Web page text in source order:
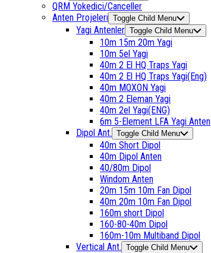
QRM Yokedici/Canceller
Anten Projeleri Toggle Child Menu
Yagi Antenler Toggle Child Menu
10m 15m 20m Yagi
10m 5el Yagi
40m 2 El HQ Traps Yagi
40m 2 El HQ Traps Yagi(Eng)
40m MOXON Yagi
40m 2 Eleman Yagi
40m 2el Yagi(ENG)
6m 5-Element LFA Yagi Anten
Dipol Ant. Toggle Child Menu
40m Short Dipol
40m Dipol Anten
40/80m Dipol
Windom Anten
20m 15m 10m Fan Dipol
40m 20m 10m Fan Dipol
160m short Dipol
160-80-40m Dipol
160m-10m Multiband Dipol
Vertical Ant. Toggle Child Menu